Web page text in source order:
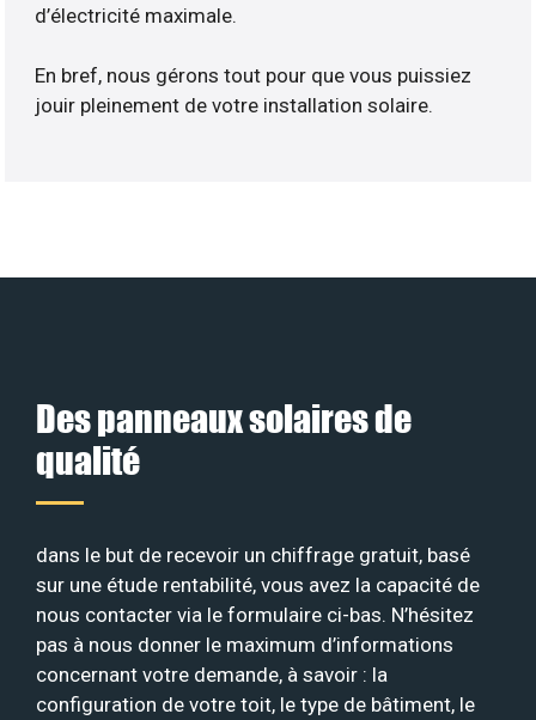
d’électricité maximale.
En bref, nous gérons tout pour que vous puissiez
jouir pleinement de votre installation solaire.
Des panneaux solaires de
qualité
dans le but de recevoir un chiffrage gratuit, basé
sur une étude rentabilité, vous avez la capacité de
nous contacter via le formulaire ci-bas. N’hésitez
pas à nous donner le maximum d’informations
concernant votre demande, à savoir : la
configuration de votre toit, le type de bâtiment, le